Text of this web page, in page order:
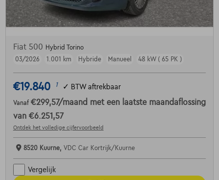
Fiat 500 Hybrid Torino
03/2026
1.001 km Hybride Manueel 48 kW ( 65 PK )
€19.840 1 ✓ BTW aftrekbaar
Vanaf €299,57/maand met een laatste maandaflossing
van €6.251,57
Ontdek het volledige cijfervoorbeeld
8520 Kuurne, VDC Car Kortrijk/Kuurne
Vergelijk